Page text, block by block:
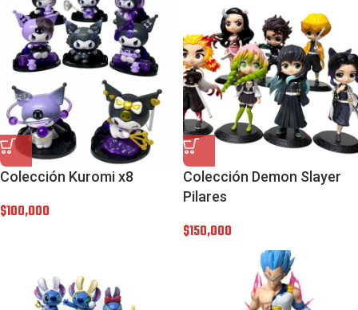
Colección Kuromi x8
$100,000
Colección Demon Slayer
Pilares
$150,000